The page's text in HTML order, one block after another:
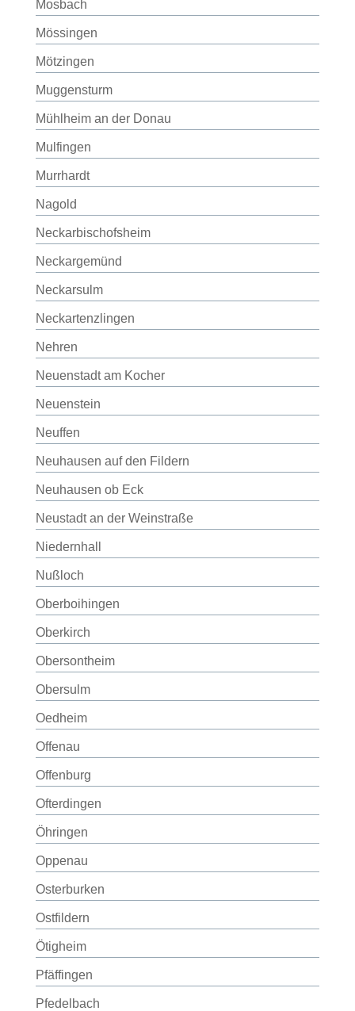
Mosbach
Mössingen
Mötzingen
Muggensturm
Mühlheim an der Donau
Mulfingen
Murrhardt
Nagold
Neckarbischofsheim
Neckargemünd
Neckarsulm
Neckartenzlingen
Nehren
Neuenstadt am Kocher
Neuenstein
Neuffen
Neuhausen auf den Fildern
Neuhausen ob Eck
Neustadt an der Weinstraße
Niedernhall
Nußloch
Oberboihingen
Oberkirch
Obersontheim
Obersulm
Oedheim
Offenau
Offenburg
Ofterdingen
Öhringen
Oppenau
Osterburken
Ostfildern
Ötigheim
Pfäffingen
Pfedelbach